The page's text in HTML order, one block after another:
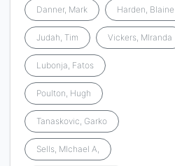
Danner, Mark Harden, Blaine
Judah, Tim Vickers, MIranda
Lubonja, Fatos
Poulton, Hugh
Tanaskovic, Garko
Sells, MIchael A,